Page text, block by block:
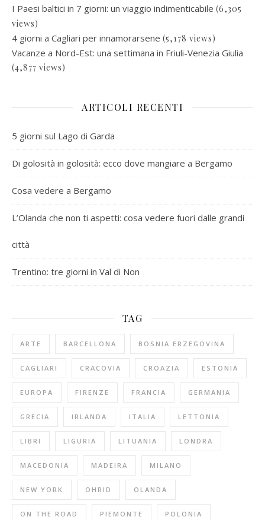
I Paesi baltici in 7 giorni: un viaggio indimenticabile (6,305
views)
4 giorni a Cagliari per innamorarsene (5,178 views)
Vacanze a Nord-Est: una settimana in Friuli-Venezia Giulia
(4,877 views)
ARTICOLI RECENTI
5 giorni sul Lago di Garda
Di golosità in golosità: ecco dove mangiare a Bergamo
Cosa vedere a Bergamo
L’Olanda che non ti aspetti: cosa vedere fuori dalle grandi
città
Trentino: tre giorni in Val di Non
TAG
ARTE BARCELLONA BOSNIA ERZEGOVINA
CAGLIARI CRACOVIA CROAZIA ESTONIA
EUROPA FIRENZE FRANCIA GERMANIA
GRECIA IRLANDA ITALIA LETTONIA
LIBRI LIGURIA LITUANIA LONDRA
MACEDONIA MADEIRA MILANO
NEW YORK OHRID OLANDA
ON THE ROAD PIEMONTE POLONIA